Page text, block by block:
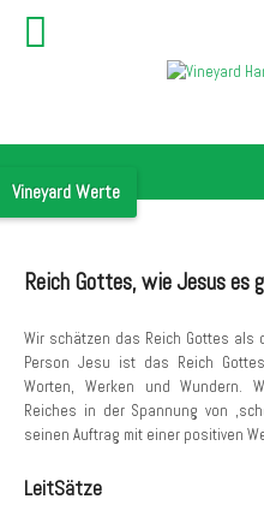
Vineyard Werte
Reich Gottes, wie Jesus es
Wir schätzen das Reich Gottes als
Person Jesu ist das Reich
Worten, Werken und Wundern.
Reiches in der Spannung von
seinen Auftrag mit einer positiven
LeitSätze